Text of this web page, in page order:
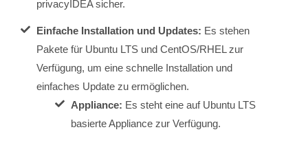
privacyIDEA sicher.
Einfache Installation und Updates: Es stehen
Pakete für Ubuntu LTS und CentOS/RHEL zur
Verfügung, um eine schnelle Installation und
einfaches Update zu ermöglichen.
Appliance: Es steht eine auf Ubuntu LTS
basierte Appliance zur Verfügung.